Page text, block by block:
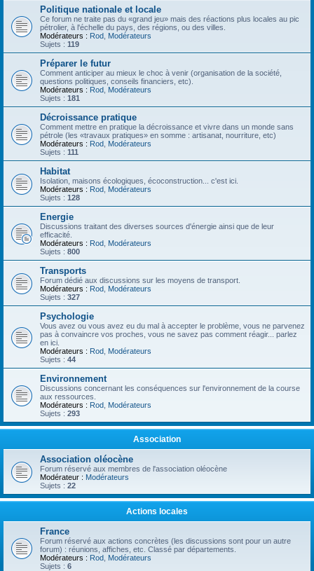
Politique nationale et locale
Ce forum ne traite pas du «grand jeu» mais des réactions plus locales au pic
pétrolier, à l'échelle du pays, des régions, ou des villes.
Modérateurs : Rod Modérateurs
Sujets : 119
Préparer le futur
Comment anticiper au mieux le choc à venir (organisation de la société,
questions politiques, conseils financiers, etc).
Modérateurs : Rod Modérateurs
Sujets : 181
Décroissance pratique
Comment mettre en pratique la décroissance et vivre dans un monde sans
pétrole (les «travaux pratiques» en somme : artisanat, nourriture, etc)
Modérateurs : Rod Modérateurs
Sujets : 111
Habitat
Isolation, maisons écologiques, écoconstruction... c'est ici.
Modérateurs : Rod Modérateurs
Sujets : 128
Energie
Discussions traitant des diverses sources d'énergie ainsi que de leur
efficacité.
Modérateurs : Rod Modérateurs
Sujets : 800
Transports
Forum dédié aux discussions sur les moyens de transport.
Modérateurs : Rod Modérateurs
Sujets : 327
Psychologie
Vous avez ou vous avez eu du mal à accepter le problème, vous ne parvenez
pas à convaincre vos proches, vous ne savez pas comment réagir... parlez
en ici.
Modérateurs : Rod Modérateurs
Sujets : 44
Environnement
Discussions concernant les conséquences sur l'environnement de la course
aux ressources.
Modérateurs : Rod Modérateurs
Sujets : 293
Association
Association oléocène
Forum réservé aux membres de l'association oléocène
Modérateur : Modérateurs
Sujets : 22
Actions locales
France
Forum réservé aux actions concrètes (les discussions sont pour un autre
forum) : réunions, affiches, etc. Classé par départements.
Modérateurs : Rod Modérateurs
Sujets : 6